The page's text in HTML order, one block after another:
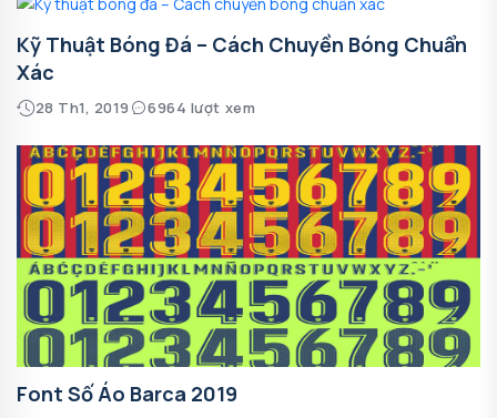
Kỹ Thuật Bóng Đá – Cách Chuyền Bóng Chuẩn
Xác
28 Th1, 2019 6964 lượt xem
Font Số Áo Barca 2019